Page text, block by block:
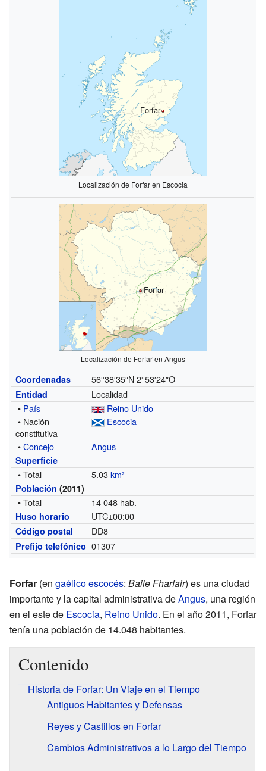
Forfar
Localización de Forfar en Escocia
Forfar
Localización de Forfar en Angus
Coordenadas 56°38′35″N 2°53′24″O
Entidad
Localidad
• País
Reino Unido
• Nación
constitutiva
Escocia
•Concejo Angus
Superficie
• Total 5.03km²
Población (2011)
• Total 14 048 hab.
Huso horario UTC±00:00
Código postal DD8
Prefijo telefónico 01307
Forfar (en gaélico escocés: Baile Fharfair) es una ciudad
importante y la capital administrativa deAngus, una región
en el este de Escocia, Reino Unido. En el año 2011, Forfar
tenía una población de 14.048 habitantes.
Contenido
Historia de Forfar: Un Viaje en el Tiempo
Antiguos Habitantes y Defensas
Reyes y Castillos en Forfar
Cambios Administrativos a lo Largo del Tiempo